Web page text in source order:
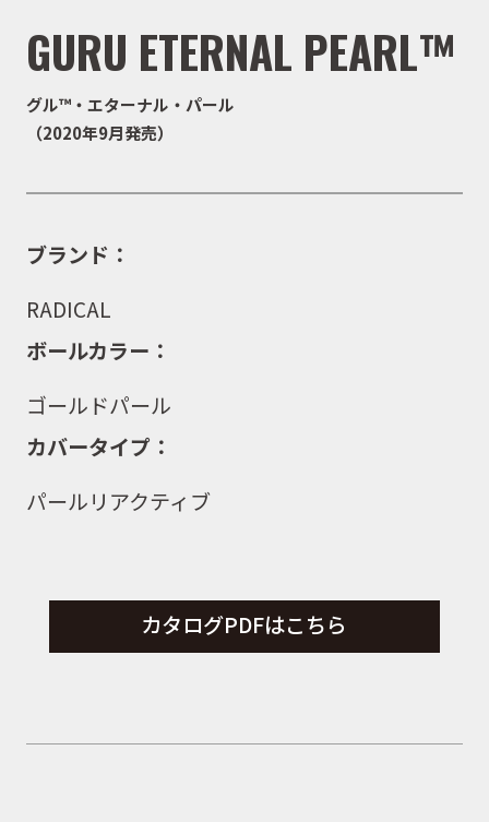
GURU ETERNAL PEARL™
グル™・エターナル・パール
（2020年9月発売）
ブランド：
RADICAL
ボールカラー：
ゴールドパール
カバータイプ：
パールリアクティブ
カタログPDFはこちら